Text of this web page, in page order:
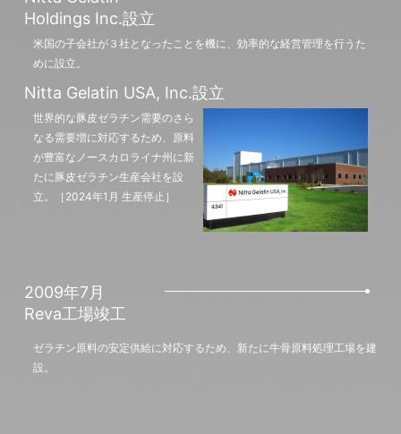
Holdings Inc.設立
米国の子会社が３社となったことを機に、効率的な経営管理を行うた
めに設立。
Nitta Gelatin USA, Inc.設立
世界的な豚皮ゼラチン需要のさら
なる需要増に対応するため、原料
が豊富なノースカロライナ州に新
たに豚皮ゼラチン生産会社を設
立。［2024年1月 生産停止］
2009年7月
Reva工場竣工
ゼラチン原料の安定供給に対応するため、新たに牛骨原料処理工場を建
設。